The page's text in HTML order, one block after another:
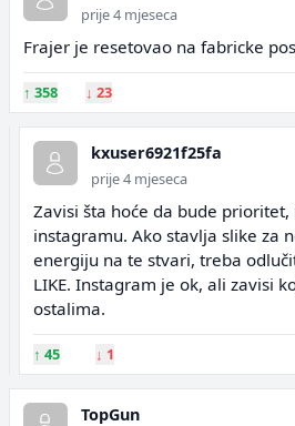
prije 4 mjeseca
Frajer je resetovao na fabricke
↑ 358 ↓ 23
kxuser6921f25fa
prije 4 mjeseca
Zavisi šta hoće da bude
instagramu. Ako stavlja slike za
energiju na te stvari, treba
LIKE. Instagram je ok, ali zavisi
ostalima.
↑ 45 ↓ 1
TopGun